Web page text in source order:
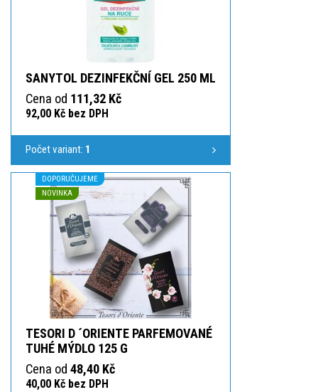
SANYTOL DEZINFEKČNÍ GEL 250 ML
Cena od 111,32 Kč
92,00 Kč bez DPH
Počet variant: 1
DOPORUČUJEME
NOVINKA
TESORI D ´ORIENTE PARFEMOVANÉ
TUHÉ MÝDLO 125 G
Cena od 48,40 Kč
40,00 Kč bez DPH